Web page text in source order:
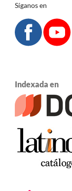
Síganos en
Indexada en